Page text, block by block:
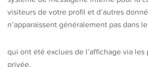
visiteurs de votre profil et d’autres
n’apparaissent généralement pas dans
qui ont été exclues de l’affichage via les
privée.